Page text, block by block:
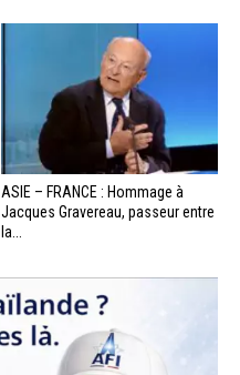
ASIE – FRANCE : Hommage à
Jacques Gravereau, passeur entre
la...